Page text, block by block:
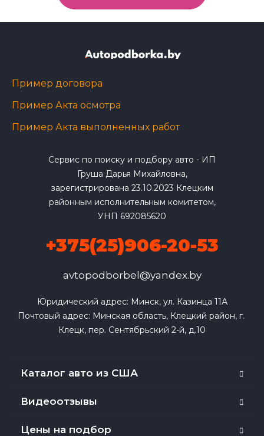
Пример договора
Пример Акта осмотра
Пример Акта выполненных работ
Сервис по поиску и подбору авто - ИП
Груша Дарья Михайловна,
зарегистрирована 23.10.2023 Клецким
районным исполнительным комитетом,
УНП 692085620
+375(25)906-20-53
avtopodborbel@yandex.by
Юридический адрес: Минск, ул. Казинца 11А
Почтовый адрес: Минская область, Клецкий район, г.
Клецк, пер. Сентябрьский 2-й, д.10
Каталог авто из США
Видеоотзывы
Цены на подбор